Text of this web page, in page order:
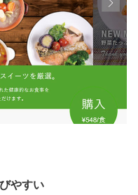
やすい